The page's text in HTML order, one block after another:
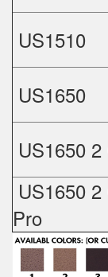
US1510
US1650
US1650
US1650
Pro